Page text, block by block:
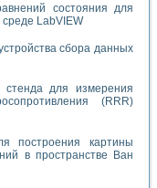
состояния для
LabVIEW
сбора данных
стенда для измерения
(RRR)
построения картины
в пространстве Ван